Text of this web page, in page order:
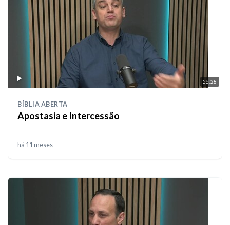
56:28
BÍBLIA ABERTA
Apostasia e Intercessão
há 11 meses